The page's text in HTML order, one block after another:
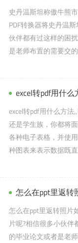
史丹温斯坦称傲牛熊
PDF转换器将史丹温
伙伴都有过这样的困
是老师布置的需要交
excel转pdf用什
excel转pdf用什么方
还是学生族，你都将
各种电子表格，并使
种图表来表示数据既
怎么在ppt里返转
怎么在ppt里返转照片
片呢?相信很多小伙
的毕业论文或者是老